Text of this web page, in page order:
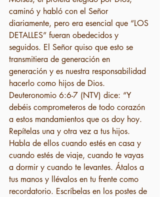
caminó y habló con el Señor
diariamente, pero era esencial que “LOS
DETALLES” fueran obedecidos y
seguidos. El Señor quiso que esto se
transmitiera de generación en
generación y es nuestra responsabilidad
hacerlo como hijos de Dios.
Deuteronomio 6:6-7 (NTV) dice: “Y
debéis comprometeros de todo corazón
a estos mandamientos que os doy hoy.
Repítelas una y otra vez a tus hijos.
Habla de ellos cuando estés en casa y
cuando estés de viaje, cuando te vayas
a dormir y cuando te levantes. Átalos a
tus manos y llévalos en tu frente como
recordatorio. Escríbelas en los postes de